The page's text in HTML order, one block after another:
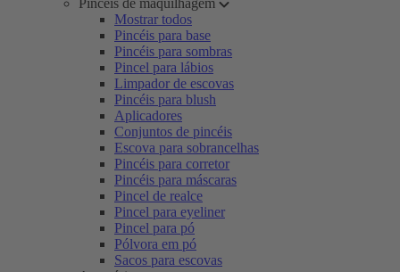
Pincéis de maquilhagem
Mostrar todos
Pincéis para base
Pincéis para sombras
Pincel para lábios
Limpador de escovas
Pincéis para blush
Aplicadores
Conjuntos de pincéis
Escova para sobrancelhas
Pincéis para corretor
Pincéis para máscaras
Pincel de realce
Pincel para eyeliner
Pincel para pó
Pólvora em pó
Sacos para escovas